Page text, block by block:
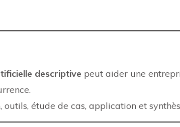
descriptive peut aider une
étude de cas, application et